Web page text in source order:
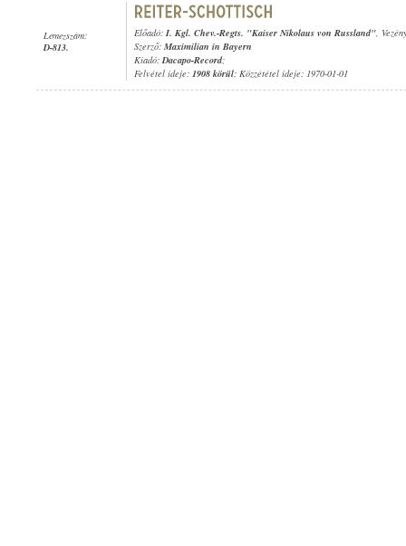
Lemezszám:
D-813.
Előadó: I. Kgl. Chev.-Regts. "Kaiser Nikolaus von Russland",
Szerző: Maximilian in Bayern
Kiadó:Dacapo-Record;
Felvétel ideje: 1908 körül; Közzététel ideje: 1970-01-01